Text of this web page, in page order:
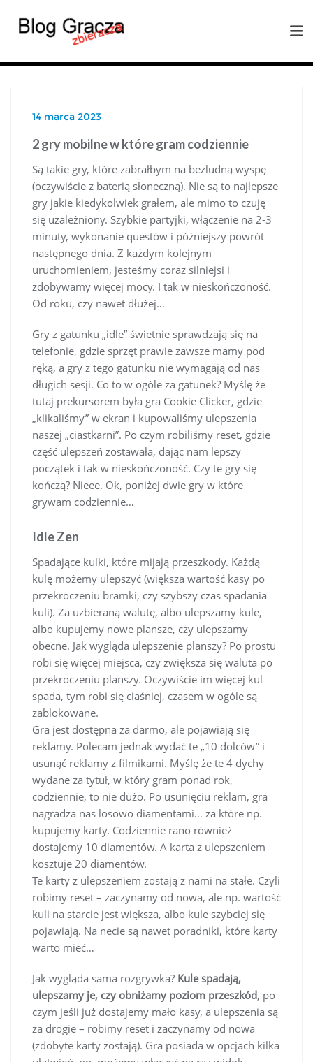
14 marca 2023
2 gry mobilne w które gram codziennie
Są takie gry, które zabrałbym na bezludną wyspę
(oczywiście z baterią słoneczną). Nie są to najlepsze
gry jakie kiedykolwiek grałem, ale mimo to czuję
się uzależniony. Szybkie partyjki, włączenie na 2-3
minuty, wykonanie questów i późniejszy powrót
następnego dnia. Z każdym kolejnym
uruchomieniem, jesteśmy coraz silniejsi i
zdobywamy więcej mocy. I tak w nieskończoność.
Od roku, czy nawet dłużej…
Gry z gatunku „idle” świetnie sprawdzają się na
telefonie, gdzie sprzęt prawie zawsze mamy pod
ręką, a gry z tego gatunku nie wymagają od nas
długich sesji. Co to w ogóle za gatunek? Myślę że
tutaj prekursorem była gra Cookie Clicker, gdzie
„klikaliśmy” w ekran i kupowaliśmy ulepszenia
naszej „ciastkarni”. Po czym robiliśmy reset, gdzie
część ulepszeń zostawała, dając nam lepszy
początek i tak w nieskończoność. Czy te gry się
kończą? Nieee. Ok, poniżej dwie gry w które
grywam codziennie…
Idle Zen
Spadające kulki, które mijają przeszkody. Każdą
kulę możemy ulepszyć (większa wartość kasy po
przekroczeniu bramki, czy szybszy czas spadania
kuli). Za uzbieraną walutę, albo ulepszamy kule,
albo kupujemy nowe plansze, czy ulepszamy
obecne. Jak wygląda ulepszenie planszy? Po prostu
robi się więcej miejsca, czy zwiększa się waluta po
przekroczeniu planszy. Oczywiście im więcej kul
spada, tym robi się ciaśniej, czasem w ogóle są
zablokowane.
Gra jest dostępna za darmo, ale pojawiają się
reklamy. Polecam jednak wydać te „10 dolców” i
usunąć reklamy z filmikami. Myślę że te 4 dychy
wydane za tytuł, w który gram ponad rok,
codziennie, to nie dużo. Po usunięciu reklam, gra
nagradza nas losowo diamentami… za które np.
kupujemy karty. Codziennie rano również
dostajemy 10 diamentów. A karta z ulepszeniem
kosztuje 20 diamentów.
Te karty z ulepszeniem zostają z nami na stałe. Czyli
robimy reset – zaczynamy od nowa, ale np. wartość
kuli na starcie jest większa, albo kule szybciej się
pojawiają. Na necie są nawet poradniki, które karty
warto mieć…
Jak wygląda sama rozgrywka? Kule spadają,
ulepszamy je, czy obniżamy poziom przeszkód, po
czym jeśli już dostajemy mało kasy, a ulepszenia są
za drogie – robimy reset i zaczynamy od nowa
(zdobyte karty zostają). Gra posiada w opcjach kilka